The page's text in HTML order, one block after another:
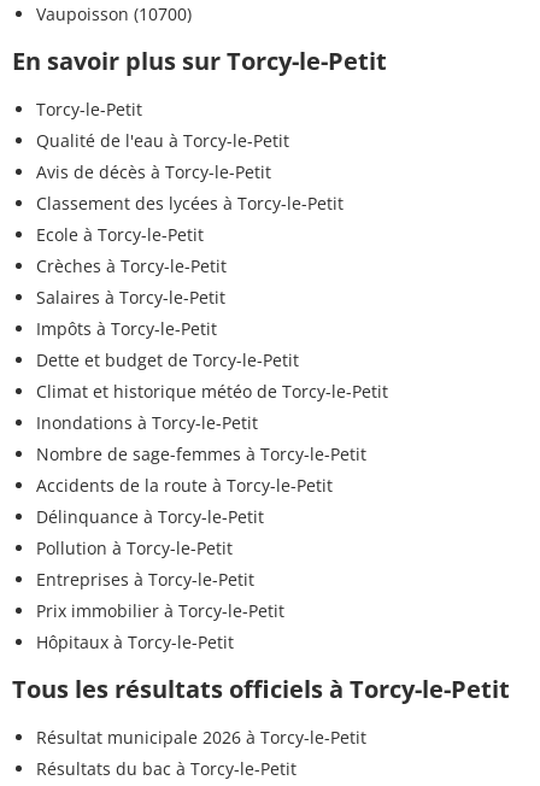
Vaupoisson (10700)
En savoir plus sur Torcy-le-Petit
Torcy-le-Petit
Qualité de l'eau à Torcy-le-Petit
Avis de décès à Torcy-le-Petit
Classement des lycées à Torcy-le-Petit
Ecole à Torcy-le-Petit
Crèches à Torcy-le-Petit
Salaires à Torcy-le-Petit
Impôts à Torcy-le-Petit
Dette et budget de Torcy-le-Petit
Climat et historique météo de Torcy-le-Petit
Inondations à Torcy-le-Petit
Nombre de sage-femmes à Torcy-le-Petit
Accidents de la route à Torcy-le-Petit
Délinquance à Torcy-le-Petit
Pollution à Torcy-le-Petit
Entreprises à Torcy-le-Petit
Prix immobilier à Torcy-le-Petit
Hôpitaux à Torcy-le-Petit
Tous les résultats officiels à Torcy-le-Petit
Résultat municipale 2026 à Torcy-le-Petit
Résultats du bac à Torcy-le-Petit